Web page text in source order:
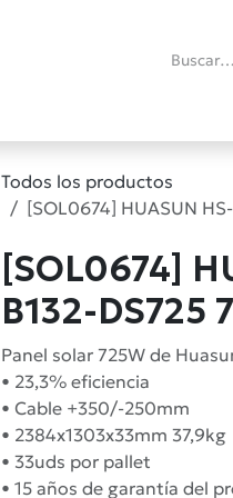
Todos los productos
[SOL0674] HUASUN
[SOL0674]
B132-DS725
Panel solar 725W de
• 23,3% eficiencia
• Cable +350/-250mm
• 2384x1303x33mm 37,9kg
• 33uds por pallet
• 15 años de garantía del